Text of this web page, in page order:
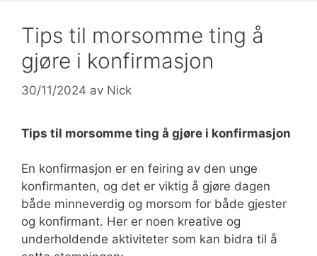
Tips til morsomme ting å
gjøre i konfirmasjon
30/11/2024 av Nick
Tips til morsomme ting å gjøre i konfirmasjon
En konfirmasjon er en feiring av den unge
konfirmanten, og det er viktig å gjøre dagen
både minneverdig og morsom for både gjester
og konfirmant. Her er noen kreative og
underholdende aktiviteter som kan bidra til å